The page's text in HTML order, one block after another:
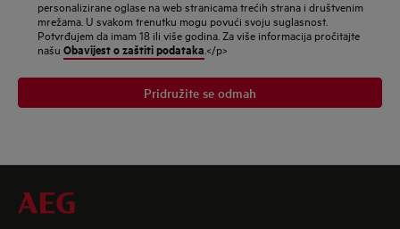
personalizirane oglase na web stranicama trećih strana i društvenim
mrežama. U svakom trenutku mogu povući svoju suglasnost.
Potvrđujem da imam 18 ili više godina. Za više informacija pročitajte
našu Obavijest o zaštiti podataka .</p>
Pridružite se odmah